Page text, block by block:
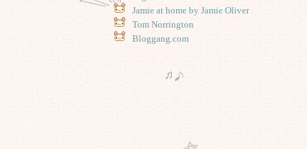
Jamie at home by Jamie Oliver
Tom Norrington
Bloggang.com